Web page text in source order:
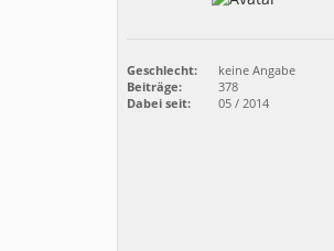
Geschlecht:
keine Angabe
Beiträge:
378
Dabei seit:
05 / 2014